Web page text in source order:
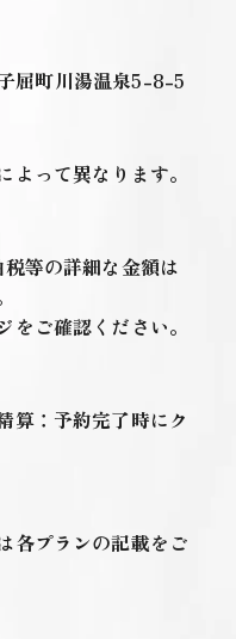
屈町川湯温泉5-8-5
って異なります。
等の詳細な金額は
ご確認ください。
算：予約完了時にク
各プランの記載をご